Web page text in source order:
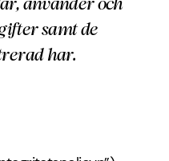
använder och
samt de
har.